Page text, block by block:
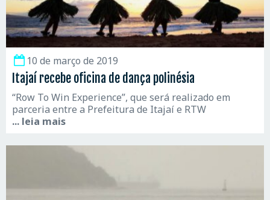
10 de março de 2019
Itajaí recebe oficina de dança polinésia
“Row To Win Experience”, que será realizado em
parceria entre a Prefeitura de Itajaí e RTW
... leia mais